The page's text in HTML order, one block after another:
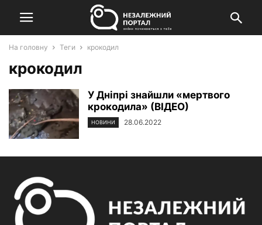
На головну Теги крокодил
крокодил
У Дніпрі знайшли «мертвого
крокодила» (ВІДЕО)
НОВИНИ 28.06.2022